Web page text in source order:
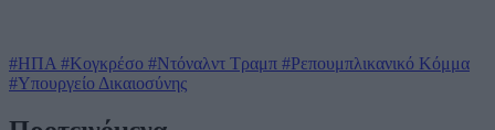
#ΗΠΑ #Κογκρέσο #Ντόναλντ Τραμπ #Ρεπουμπλικανικό Κόμμα
#Υπουργείο Δικαιοσύνης